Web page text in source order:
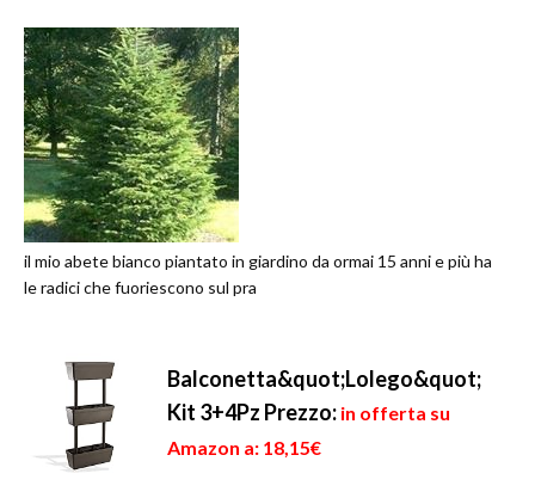
il mio abete bianco piantato in giardino da ormai 15 anni e più ha
le radici che fuoriescono sul pra
Balconetta&quot;Lolego&quot;
Kit 3+4Pz Prezzo: in offerta su
Amazon a: 18,15€